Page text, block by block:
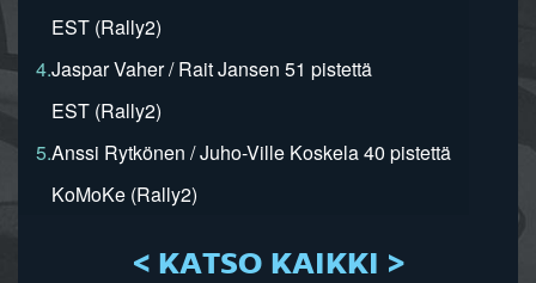
EST (Rally2)
4.Jaspar Vaher / Rait Jansen 51 pistettä
EST (Rally2)
5.Anssi Rytkönen / Juho-Ville Koskela 40 pistettä
KoMoKe (Rally2)
< KATSO KAIKKI >